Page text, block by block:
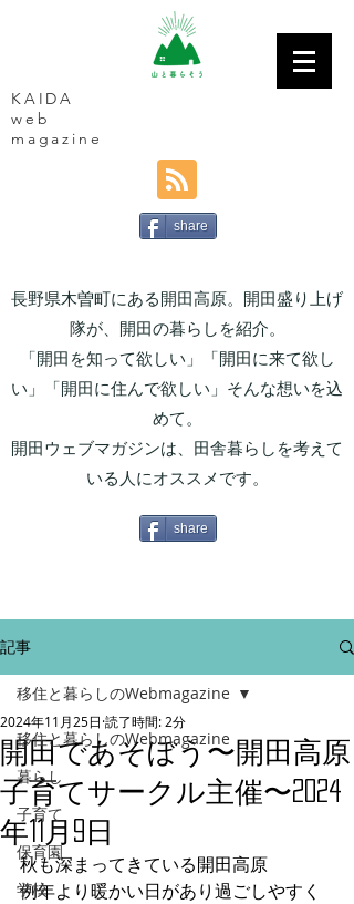
KAIDA
web
magazine
share
長野県木曽町にある開田高原。開田盛り上げ
隊が、開田の暮らしを紹介。
「開田を知って欲しい」「開田に来て欲し
い」「開田に住んで欲しい」そんな想いを込
めて。
開田ウェブマガジンは、田舎暮らしを考えて
いる人にオススメです。
share
記事
移住と暮らしのWebmagazine
暮らし
子育て
保育園
学校
移住と暮らしのWebmagazine
開田であそぼう〜開田高原
子育てサークル主催〜2024
年11月9日
2024年11月25日 読了時間: 2分
秋も深まってきている開田高原
例年より暖かい日があり過ごしやすく